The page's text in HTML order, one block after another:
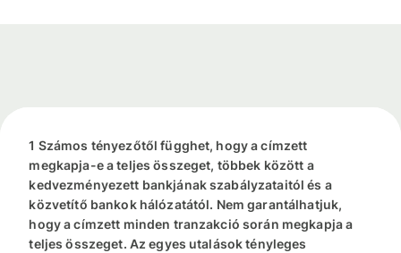
1 Számos tényezőtől függhet, hogy a címzett
megkapja-e a teljes összeget, többek között a
kedvezményezett bankjának szabályzataitól és a
közvetítő bankok hálózatától. Nem garantálhatjuk,
hogy a címzett minden tranzakció során megkapja a
teljes összeget. Az egyes utalások tényleges